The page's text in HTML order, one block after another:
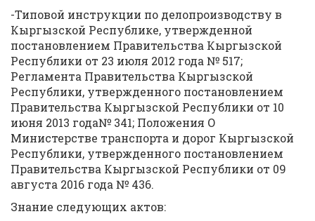
-Типовой инструкции по делопроизводству в
Кыргызской Республике, утвержденной
постановлением Правительства Кыргызской
Республики от 23 июля 2012 года № 517;
Регламента Правительства Кыргызской
Республики, утвержденного постановлением
Правительства Кыргызской Республики от 10
июня 2013 года№ 341; Положения О
Министерстве транспорта и дорог Кыргызской
Республики, утвержденного постановлением
Правительства Кыргызской Республики от 09
августа 2016 года № 436.
Знание следующих актов: